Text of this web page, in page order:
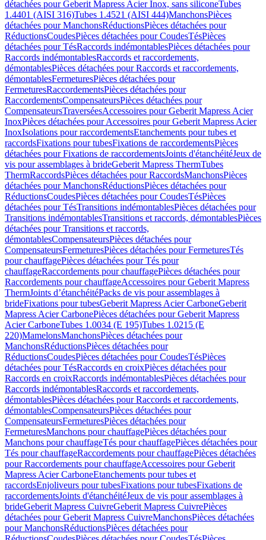
détachées pour Geberit Mapress Acier Inox, sans siliconeTubes
1.4401 (AISI 316)Tubes 1.4521 (AISI 444)ManchonsPièces
détachées pour ManchonsRéductionsPièces détachées pour
RéductionsCoudesPièces détachées pour CoudesTésPièces
détachées pour TésRaccords indémontablesPièces détachées pour
Raccords indémontablesRaccords et raccordements,
démontablesPièces détachées pour Raccords et raccordements,
démontablesFermeturesPièces détachées pour
FermeturesRaccordementsPièces détachées pour
RaccordementsCompensateursPièces détachées pour
CompensateursTraverséesAccessoires pour Geberit Mapress Acier
InoxPièces détachées pour Accessoires pour Geberit Mapress Acier
InoxIsolations pour raccordementsEtanchements pour tubes et
raccordsFixations pour tubesFixations de raccordementsPièces
détachées pour Fixations de raccordementsJoints d'étanchéitéJeux de
vis pour assemblages à brideGeberit Mapress ThermTubes
ThermRaccordsPièces détachées pour RaccordsManchonsPièces
détachées pour ManchonsRéductionsPièces détachées pour
RéductionsCoudesPièces détachées pour CoudesTésPièces
détachées pour TésTransitions indémontablesPièces détachées pour
Transitions indémontablesTransitions et raccords, démontablesPièces
détachées pour Transitions et raccords,
démontablesCompensateursPièces détachées pour
CompensateursFermeturesPièces détachées pour FermeturesTés
pour chauffagePièces détachées pour Tés pour
chauffageRaccordements pour chauffagePièces détachées pour
Raccordements pour chauffageAccessoires pour Geberit Mapress
ThermJoints d’étanchéitéPacks de vis pour assemblages à
brideFixations pour tubesGeberit Mapress Acier CarboneGeberit
Mapress Acier CarbonePièces détachées pour Geberit Mapress
Acier CarboneTubes 1.0034 (E 195)Tubes 1.0215 (E
220)MamelonsManchonsPièces détachées pour
ManchonsRéductionsPièces détachées pour
RéductionsCoudesPièces détachées pour CoudesTésPièces
détachées pour TésRaccords en croixPièces détachées pour
Raccords en croixRaccords indémontablesPièces détachées pour
Raccords indémontablesRaccords et raccordements,
démontablesPièces détachées pour Raccords et raccordements,
démontablesCompensateursPièces détachées pour
CompensateursFermeturesPièces détachées pour
FermeturesManchons pour chauffagePièces détachées pour
Manchons pour chauffageTés pour chauffagePièces détachées pour
Tés pour chauffageRaccordements pour chauffagePièces détachées
pour Raccordements pour chauffageAccessoires pour Geberit
Mapress Acier CarboneEtanchements pour tubes et
raccordsEnjoliveurs pour tubesFixations pour tubesFixations de
raccordementsJoints d'étanchéitéJeux de vis pour assemblages à
brideGeberit Mapress CuivreGeberit Mapress CuivrePièces
détachées pour Geberit Mapress CuivreManchonsPièces détachées
pour ManchonsRéductionsPièces détachées pour